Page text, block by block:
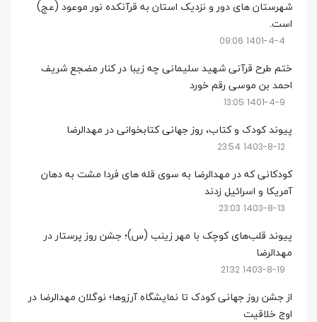
شهرستان های دور و نزدیک استان به قرآنکده نور موعود (عج)
است.
1401-4-4 09:06
ختم طرح قرآنی شهید سلیمانی چه زیبا در کنار مضجع شریف
احمد بن موسی رقم خورد
1401-4-9 13:05
پیوند کودک و کتاب، روز جهانی کتابخوانی در مهدالرضا
1403-8-12 23:54
کودکانی که در مهدالرضا به سوی قله های فردا مشت به دهان
آمریکا و اسرائیل زدند
1403-8-13 23:03
پیوند قلب‌های کوچک با مهر زینب (س)؛ جشن روز پرستار در
مهدالرضا
1403-8-19 21:32
از جشن روز جهانی کودک تا نمایشگاه آرزوها؛ نوگلان مهدالرضا در
اوج خلاقیت